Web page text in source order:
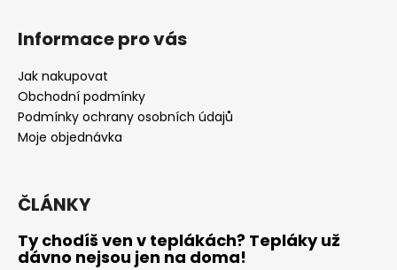
Informace pro vás
Jak nakupovat
Obchodní podmínky
Podmínky ochrany osobních údajů
Moje objednávka
ČLÁNKY
Ty chodíš ven v teplákách? Tepláky už
dávno nejsou jen na doma!